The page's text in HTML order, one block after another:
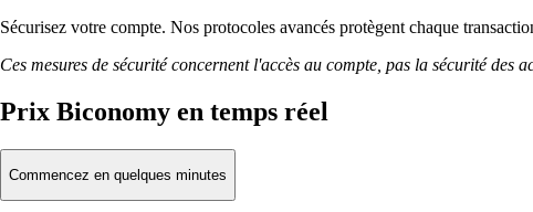
Sécurisez votre compte. Nos protocoles avancés protègent chaque
Ces mesures de sécurité concernent l'accès au compte, pas la sécurité
Prix Biconomy en temps réel
Commencez en quelques minutes